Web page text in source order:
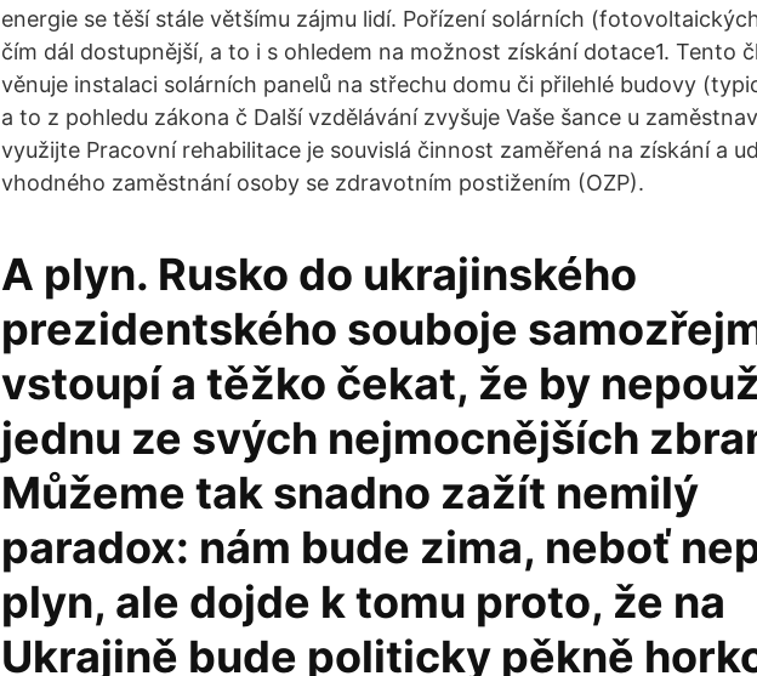
energie se těší stále většímu zájmu lidí. Pořízení solárních
čím dál dostupnější, a to i s ohledem na možnost získání dotace1. Tento
věnuje instalaci solárních panelů na střechu domu či přilehlé budovy
a to z pohledu zákona č Další vzdělávání zvyšuje Vaše šance u
využijte Pracovní rehabilitace je souvislá činnost zaměřená na získání a
vhodného zaměstnání osoby se zdravotním postižením (OZP).
A plyn. Rusko do ukrajinského
prezidentského souboje
vstoupí a těžko čekat, že by
jednu ze svých nejmocnějších
Můžeme tak snadno zažít nemilý
paradox: nám bude zima, neboť
plyn, ale dojde k tomu proto, že na
Ukrajině bude politicky pěkně